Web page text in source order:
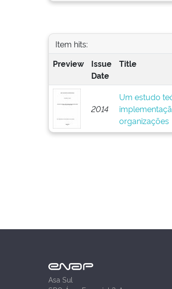
Item hits:
Preview
Issue
Date
Title
2014
Um estudo
organizações
Asa Sul